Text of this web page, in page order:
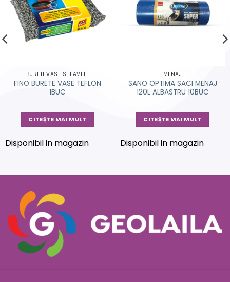
BURETI VASE SI LAVETE
FINO BURETE VASE TEFLON
1BUC
CITEȘTE MAI MULT
Disponibil in magazin
MENAJ
SANO OPTIMA SACI MENAJ
120L ALBASTRU 10BUC
CITEȘTE MAI MULT
Disponibil in magazin